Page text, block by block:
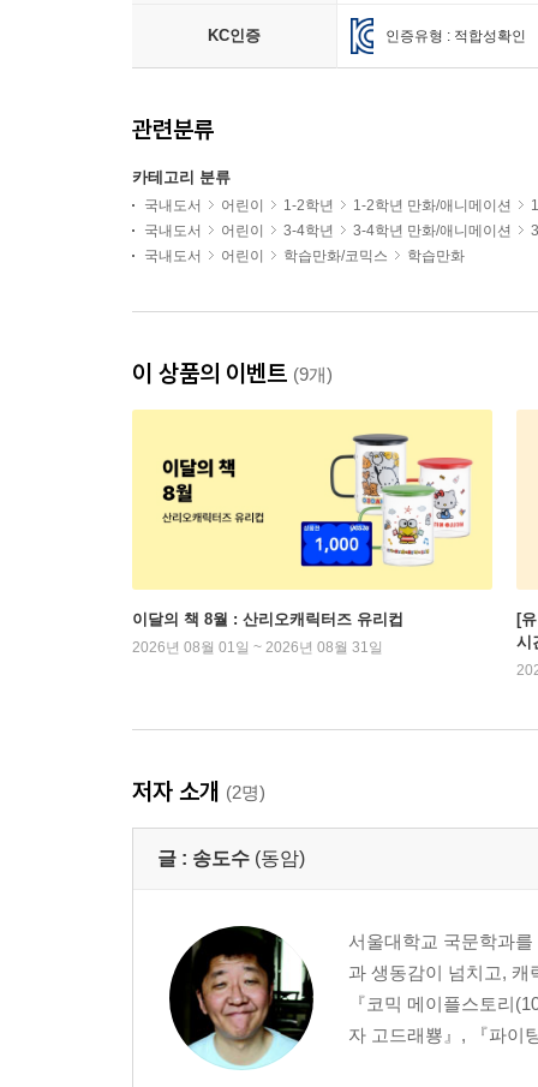
KC인증 인증유형 : 적합성확인
관련분류
카테고리 분류
국내도서 어린이 1-2학년 1-2학년 만화/애니메이션
국내도서
어린이 3-4학년 3-4학년 만화/애니메이션
국내도서
어린이 학습만화/코믹스 학습만화
이 상품의 이벤트 (9개)
이달의 책 8월 : 산리오캐릭터즈 유리컵
2026년 08월 01일 ~ 2026년 08월 31일
[
시
저자 소개 (2명)
글 : 송도수 (동암)
서울대학교 국문학과
과 생동감이 넘치고,
『코믹 메이플스토리
자 고드래뿅』, 『파이